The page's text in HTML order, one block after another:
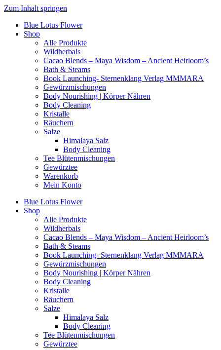
Zum Inhalt springen
Blue Lotus Flower
Shop
Alle Produkte
Wildherbals
Cacao Blends – Maya Wisdom – Ancient Heirloom’s
Bath & Steams
Book Launching- Sternenklang Verlag MMMARA
Gewürzmischungen
Body Nourishing | Körper Nähren
Body Cleaning
Kristalle
Räuchern
Salze
Himalaya Salz
Body Cleaning
Tee Blütenmischungen
Gewürztee
Warenkorb
Mein Konto
Blue Lotus Flower
Shop
Alle Produkte
Wildherbals
Cacao Blends – Maya Wisdom – Ancient Heirloom’s
Bath & Steams
Book Launching- Sternenklang Verlag MMMARA
Gewürzmischungen
Body Nourishing | Körper Nähren
Body Cleaning
Kristalle
Räuchern
Salze
Himalaya Salz
Body Cleaning
Tee Blütenmischungen
Gewürztee